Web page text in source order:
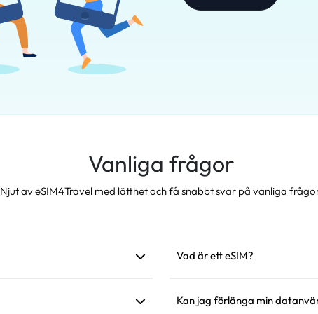
Vanliga frågor
Njut av eSIM4Travel med lätthet och få snabbt svar på vanliga
Vad är ett eSIM?
installation kan du använda
Kan jag förlänga min